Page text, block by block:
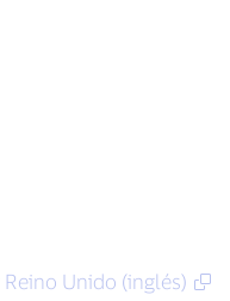
Unido (inglés)